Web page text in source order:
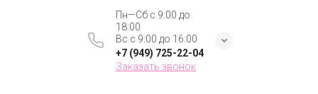
Пн—Сб с 9:00 до
18:00
Вс с 9:00 до 16:00
+7 (949) 725-22-04
Заказать звонок